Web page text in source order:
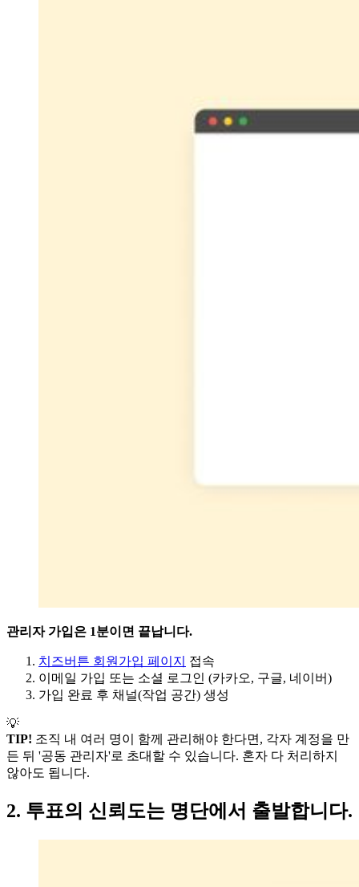
관리자 가입은 1분이면 끝납니다.
치즈버튼 회원가입 페이지
접속
이메일 가입 또는 소셜 로그인 (카카오, 구글, 네이버)
가입 완료 후 채널(작업 공간) 생성
💡
TIP! 조직 내 여러 명이 함께 관리해야 한다면, 각자 계정을 만
든 뒤 '공동 관리자'로 초대할 수 있습니다. 혼자 다 처리하지
않아도 됩니다.
2. 투표의 신뢰도는 명단에서 출발합니다.